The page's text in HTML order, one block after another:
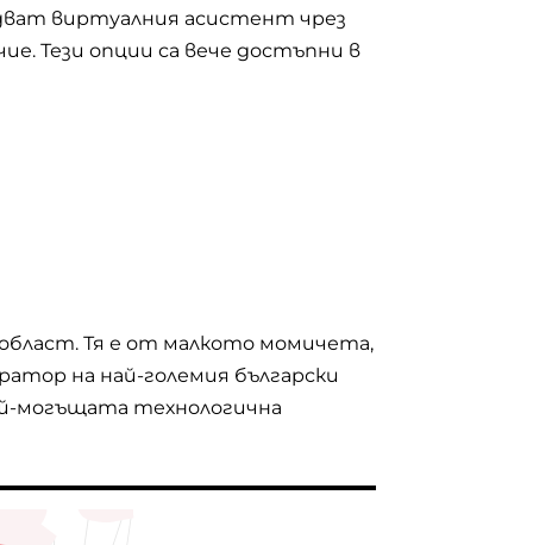
виртуалния асистент чрез
Тези опции са вече достъпни в
Тя е от малкото момичета,
на най-големия български
могъщата технологична